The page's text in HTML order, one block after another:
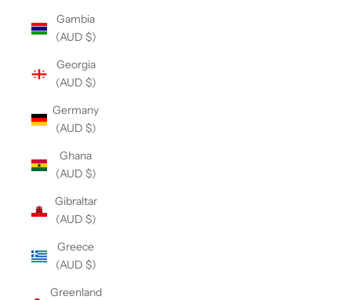
Gambia
(AUD $)
Georgia
(AUD $)
Germany
(AUD $)
Ghana
(AUD $)
Gibraltar
(AUD $)
Greece
(AUD $)
Greenland